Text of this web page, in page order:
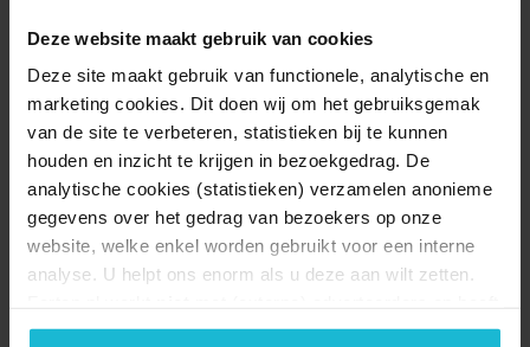
Deze website maakt gebruik van cookies
Deze site maakt gebruik van functionele, analytische en
marketing cookies. Dit doen wij om het gebruiksgemak
van de site te verbeteren, statistieken bij te kunnen
houden en inzicht te krijgen in bezoekgedrag. De
analytische cookies (statistieken) verzamelen anonieme
gegevens over het gedrag van bezoekers op onze
website, welke enkel worden gebruikt voor een interne
analyse. U helpt ons enorm als u deze aan wilt zetten.
geen commerciële doelstelling. U kunt deze cookies via